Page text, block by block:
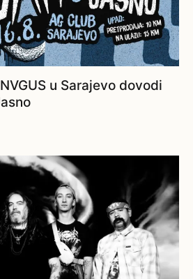
u Sarajevo dovodi